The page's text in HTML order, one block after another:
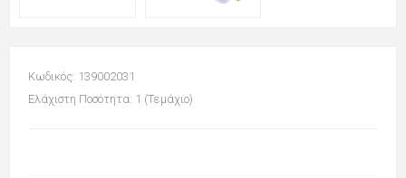
Κωδικός: 139002031
Ελάχιστη Ποσότητα: 1 (Τεμάχιο)